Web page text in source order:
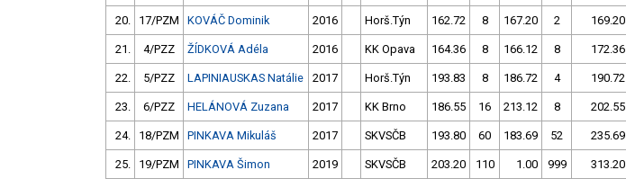
20. 17/PZM KOVÁČ Dominik 2016 Horš.Týn 162.72 8 167.20 2 169.20
21. 4/PZZ ŽÍDKOVÁ Adéla 2016 KK Opava 164.36 8 166.12 8 172.36
22. 5/PZZ LAPINIAUSKAS Natálie 2017 Horš.Týn 193.83 8 186.72 4 190.72
23. 6/PZZ HELÁNOVÁ Zuzana 2017 KK Brno 186.55 16 213.12 8 202.55
24. 18/PZM PINKAVA Mikuláš 2017 SKVSČB 193.80 60 183.69 52 235.69
25. 19/PZM PINKAVA Šimon 2019 SKVSČB 203.20 110 1.00 999 313.20